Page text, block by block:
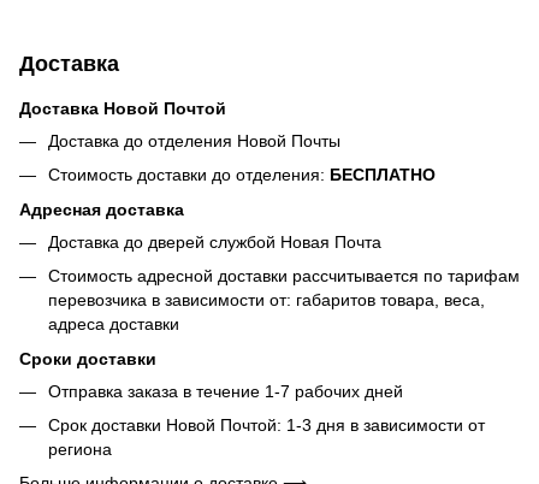
Доставка
Доставка Новой Почтой
Доставка до отделения Новой Почты
Стоимость доставки до отделения: БЕСПЛАТНО
Адресная доставка
Доставка до дверей службой Новая Почта
Стоимость адресной доставки рассчитывается по тарифам
перевозчика в зависимости от: габаритов товара, весa,
адреса доставки
Сроки доставки
Отправка заказа в течение 1-7 рабочих дней
Срок доставки Новой Почтой: 1-3 дня в зависимости от
региона